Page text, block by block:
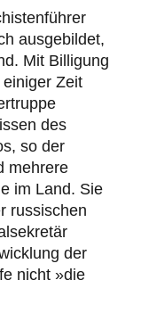
ausgebildet,
Mit Billigung
Zeit
des
so der
mehrere
im Land. Sie
russischen
der
nicht »die